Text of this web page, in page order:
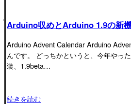
Arduino収めとArduino 1.9の新
Arduino Advent Calendar Arduino
んです。 どっちかというと、今年やっ
装、1.9beta…
続きを読む